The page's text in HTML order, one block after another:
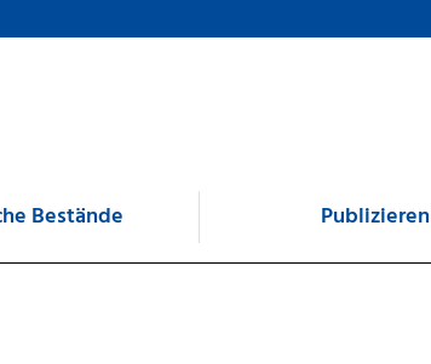
Bestände Publizieren